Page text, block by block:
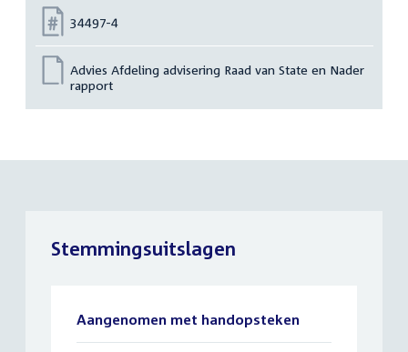
Nummer:
34497-4
Advies Afdeling advisering Raad van State en Nader
rapport
Stemmingsuitslagen
Aangenomen met handopsteken